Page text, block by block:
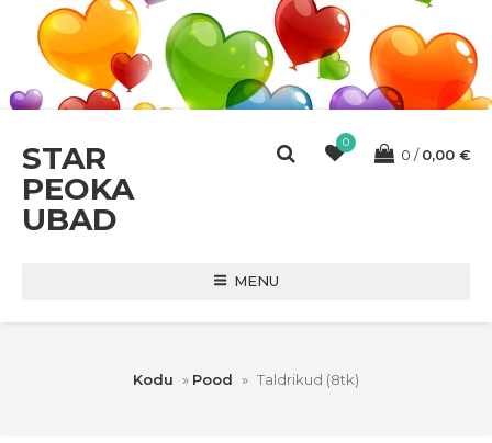
STAR
PEOKA
UBAD
0
0 0,00 €
MENU
Kodu » Pood » Taldrikud (8tk)